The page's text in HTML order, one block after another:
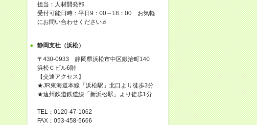
担当：人材開発部
受付可能日時：平日9：00～18：00 お気軽
にお問い合わせください♬
静岡支社（浜松）
〒430-0933 静岡県浜松市中区鍛治町140
浜松Ｃビル6階
【交通アクセス】
★JR東海道本線「浜松駅」北口より徒歩3分
★遠州鉄道鉄道線「新浜松駅」より徒歩1分
TEL：0120-47-1062
FAX：053-458-5666